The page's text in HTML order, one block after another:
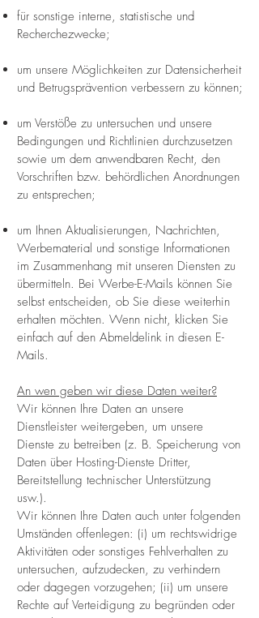
für sonstige interne, statistische und
Recherchezwecke;
um unsere Möglichkeiten zur Datensicherheit
und Betrugsprävention verbessern zu können;
um Verstöße zu untersuchen und unsere
Bedingungen und Richtlinien durchzusetzen
sowie um dem anwendbaren Recht, den
Vorschriften bzw. behördlichen Anordnungen
zu entsprechen;
um Ihnen Aktualisierungen, Nachrichten,
Werbematerial und sonstige Informationen
im Zusammenhang mit unseren Diensten zu
übermitteln. Bei Werbe-E-Mails können Sie
selbst entscheiden, ob Sie diese weiterhin
erhalten möchten. Wenn nicht, klicken Sie
einfach auf den Abmeldelink in diesen E-
Mails.
An wen geben wir diese Daten weiter?
Wir können Ihre Daten an unsere
Dienstleister weitergeben, um unsere
Dienste zu betreiben (z. B. Speicherung von
Daten über Hosting-Dienste Dritter,
Bereitstellung technischer Unterstützung
usw.).
Wir können Ihre Daten auch unter folgenden
Umständen offenlegen: (i) um rechtswidrige
Aktivitäten oder sonstiges Fehlverhalten zu
untersuchen, aufzudecken, zu verhindern
oder dagegen vorzugehen; (ii) um unsere
Rechte auf Verteidigung zu begründen oder